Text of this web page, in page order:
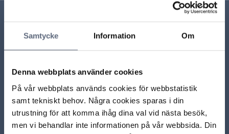
Samtycke Information Om
Denna webbplats använder cookies
På vår webbplats används cookies för webbstatistik
samt tekniskt behov. Några cookies sparas i din
utrustning för att komma ihåg dina val vid nästa besök,
men vi behandlar inte informationen på vår webbsida. Din
Relaterade sidor till frågan
semestern
Undvik bedrägerier och misstag i jul!
Vad du kan göra för att ha säkra telekomtjänster